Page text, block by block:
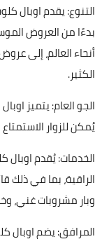
التنوع: يقدم اوبال
بدءًا من العروض
أنحاء العالم، إلى
الكثير.
الجو العام: يتميز
يُمكن للزوار
الخدمات: يُقدم
الراقية، بما في ذلك
وبار مشروبات غني،
المرافق: يضم اوبال